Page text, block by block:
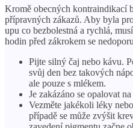
Kromě obecných kontraindikací
přípravných zákazů. Aby byla
upu co bezbolestná a rychlá,
hodin před zákrokem se
Pijte silný čaj nebo kávu.
svůj den bez takových
ale pouze s mlékem.
Je zakázáno se opalovat
Vezměte jakékoli léky
případě se může zvýšit